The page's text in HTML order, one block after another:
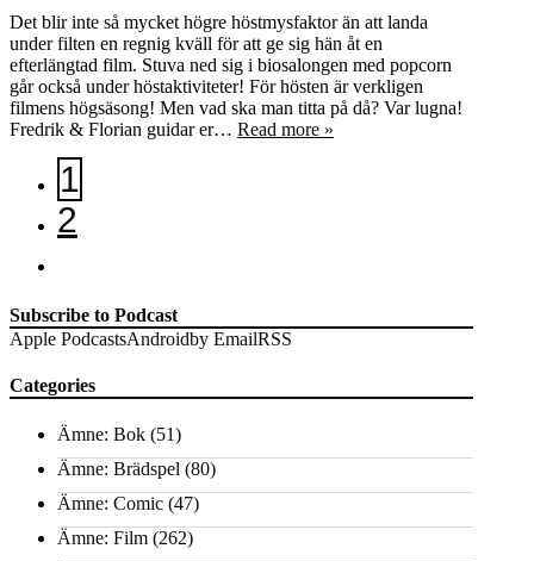
Det blir inte så mycket högre höstmysfaktor än att landa
under filten en regnig kväll för att ge sig hän åt en
efterlängtad film. Stuva ned sig i biosalongen med popcorn
går också under höstaktiviteter! För hösten är verkligen
filmens högsäsong! Men vad ska man titta på då? Var lugna!
Fredrik & Florian guidar er… Read more »
1
2
Subscribe to Podcast
Apple PodcastsAndroidby EmailRSS
Categories
Ämne: Bok (51)
Ämne: Brädspel (80)
Ämne: Comic (47)
Ämne: Film (262)